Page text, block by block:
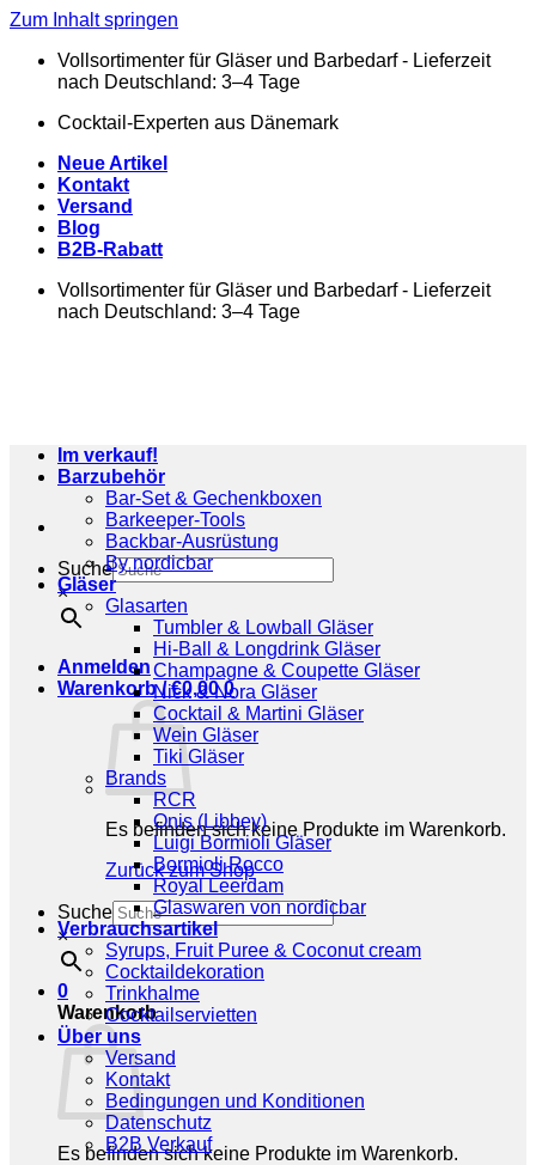
Zum Inhalt springen
Vollsortimenter für Gläser und Barbedarf - Lieferzeit
nach Deutschland: 3–4 Tage
Cocktail-Experten aus Dänemark
Neue Artikel
Kontakt
Versand
Blog
B2B-Rabatt
Vollsortimenter für Gläser und Barbedarf - Lieferzeit
nach Deutschland: 3–4 Tage
Suche
×
Anmelden
Warenkorb /€0,00 0
Es befinden sich keine Produkte im Warenkorb.
Zurück zum Shop
Suche
×
0
Warenkorb
Es befinden sich keine Produkte im Warenkorb.
Im verkauf!
Barzubehör
Bar-Set & Gechenkboxen
Barkeeper-Tools
Backbar-Ausrüstung
By nordicbar
Gläser
Glasarten
Tumbler & Lowball Gläser
Hi-Ball & Longdrink Gläser
Champagne & Coupette Gläser
Nick & Nora Gläser
Cocktail & Martini Gläser
Wein Gläser
Tiki Gläser
Brands
RCR
Onis (Libbey)
Luigi Bormioli Gläser
Bormioli Rocco
Royal Leerdam
Glaswaren von nordicbar
Verbrauchsartikel
Syrups, Fruit Puree & Coconut cream
Cocktaildekoration
Trinkhalme
Cocktailservietten
Über uns
Versand
Kontakt
Bedingungen und Konditionen
Datenschutz
B2B Verkauf